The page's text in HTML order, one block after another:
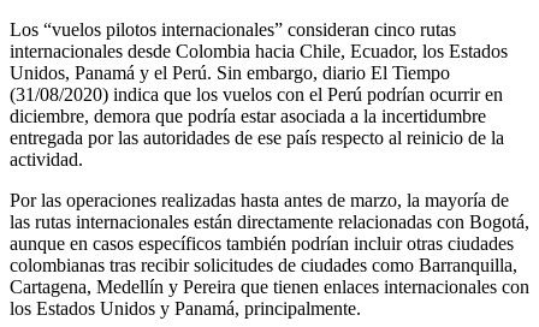
Los “vuelos pilotos internacionales” consideran cinco rutas
internacionales desde Colombia hacia Chile, Ecuador, los Estados
Unidos, Panamá y el Perú. Sin embargo, diario El Tiempo
(31/08/2020) indica que los vuelos con el Perú podrían ocurrir en
diciembre, demora que podría estar asociada a la incertidumbre
entregada por las autoridades de ese país respecto al reinicio de la
actividad.
Por las operaciones realizadas hasta antes de marzo, la mayoría de
las rutas internacionales están directamente relacionadas con Bogotá,
aunque en casos específicos también podrían incluir otras ciudades
colombianas tras recibir solicitudes de ciudades como Barranquilla,
Cartagena, Medellín y Pereira que tienen enlaces internacionales con
los Estados Unidos y Panamá, principalmente.